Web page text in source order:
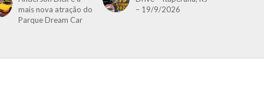
mais nova atração do
Parque Dream Car
– 19/9/2026